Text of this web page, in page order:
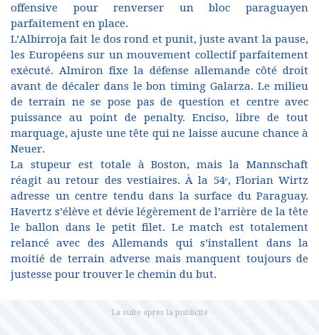
offensive pour renverser un bloc paraguayen
parfaitement en place.
L’Albirroja fait le dos rond et punit, juste avant la pause,
les Européens sur un mouvement collectif parfaitement
exécuté. Almiron fixe la défense allemande côté droit
avant de décaler dans le bon timing Galarza. Le milieu
de terrain ne se pose pas de question et centre avec
puissance au point de penalty. Enciso, libre de tout
marquage, ajuste une tête qui ne laisse aucune chance à
Neuer.
La stupeur est totale à Boston, mais la Mannschaft
réagit au retour des vestiaires. À la 54ᵉ, Florian Wirtz
adresse un centre tendu dans la surface du Paraguay.
Havertz s’élève et dévie légèrement de l’arrière de la tête
le ballon dans le petit filet. Le match est totalement
relancé avec des Allemands qui s’installent dans la
moitié de terrain adverse mais manquent toujours de
justesse pour trouver le chemin du but.